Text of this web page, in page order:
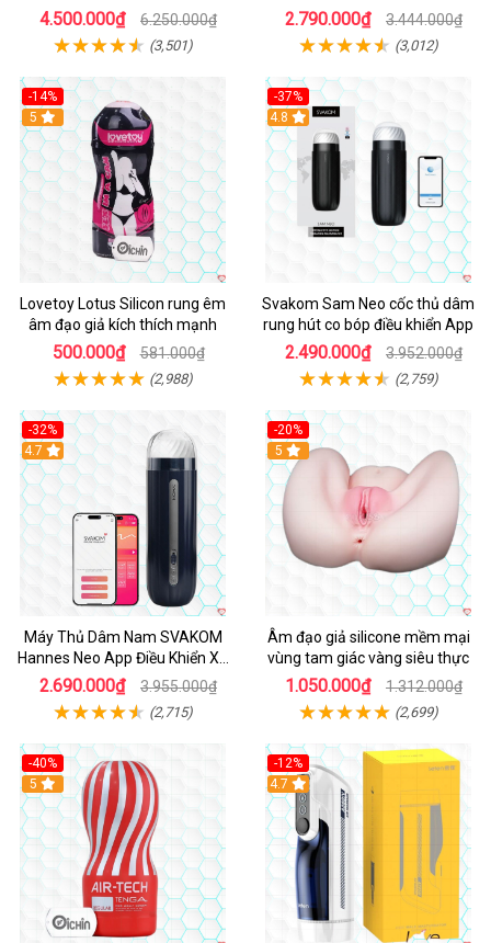
4.500.000₫ 6.250.000₫
(3,501)
2.790.000₫ 3.444.000₫
(3,012)
-14%
Hot
5
Lovetoy Lotus Silicon rung êm
âm đạo giả kích thích mạnh
500.000₫ 581.000₫
(2,988)
-37%
4.8
Svakom Sam Neo cốc thủ dâm
rung hút co bóp điều khiển App
2.490.000₫ 3.952.000₫
(2,759)
-32%
Hot
4.7
Máy Thủ Dâm Nam SVAKOM
Hannes Neo App Điều Khiển Xa
Cao Cấp
2.690.000₫ 3.955.000₫
(2,715)
-20%
Hot
5
Âm đạo giả silicone mềm mại
vùng tam giác vàng siêu thực
1.050.000₫ 1.312.000₫
(2,699)
-40%
Hot
5
-12%
Hot
4.7